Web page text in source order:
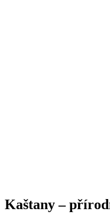
Kaštany –